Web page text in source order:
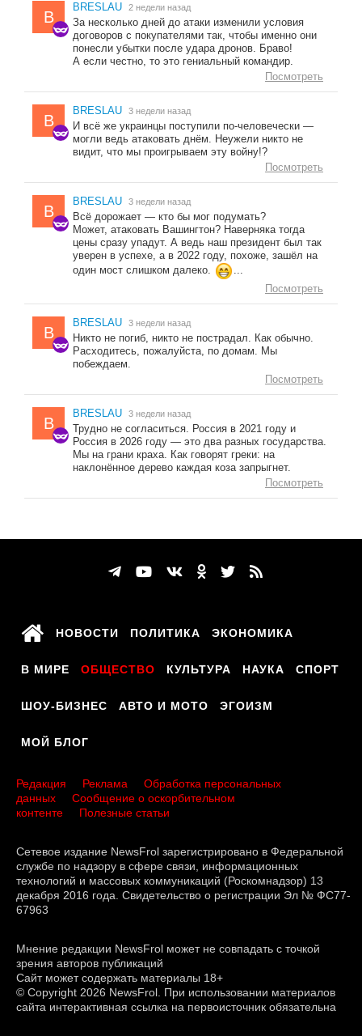
B
BRESLAU 2 недели назад
За несколько дней до атаки изменили условия
договоров с покупателями так, чтобы именно они
понесли убытки после удара дронов. Браво!
А если честно, то это гениальный командир.
Посмотреть
B
BRESLAU 3 недели назад
И всё же украинцы поступили по-человечески —
могли ведь атаковать днём. Неужели никто не
видит, что мы проигрываем эту войну!?
Посмотреть
B
BRESLAU 3 недели назад
Всё дорожает — кто бы мог подумать?
Может, атаковать Вашингтон? Наверняка тогда
цены сразу упадут. А ведь наш президент был так
уверен в успехе, а в 2022 году, похоже, зашёл на
один мост слишком далеко.
...
Посмотреть
B
BRESLAU 3 недели назад
Никто не погиб, никто не пострадал. Как обычно.
Расходитесь, пожалуйста, по домам. Мы
побеждаем.
Посмотреть
B
BRESLAU 3 недели назад
Трудно не согласиться. Россия в 2021 году и
Россия в 2026 году — это два разных государства.
Мы на грани краха. Как говорят греки: на
наклонённое дерево каждая коза запрыгнет.
Посмотреть
НОВОСТИ ПОЛИТИКА ЭКОНОМИКА
В МИРЕ ОБЩЕСТВО КУЛЬТУРА НАУКА СПОРТ
ШОУ-БИЗНЕС АВТО И МОТО ЭГОИЗМ
МОЙ БЛОГ
Редакция Реклама
Обработка персональных
данных
Сообщение о оскорбительном
контенте
Полезные статьи
Сетевое издание NewsFrol зарегистрировано в Федеральной
службе по надзору в сфере связи, информационных
технологий и массовых коммуникаций (Роскомнадзор) 13
декабря 2016 года. Свидетельство о регистрации Эл № ФС77-
67963
Мнение редакции NewsFrol может не совпадать с точкой
зрения авторов публикаций
Сайт может содержать материалы 18+
© Copyright 2026 NewsFrol. При использовании материалов
сайта интерактивная ссылка на первоисточник обязательна